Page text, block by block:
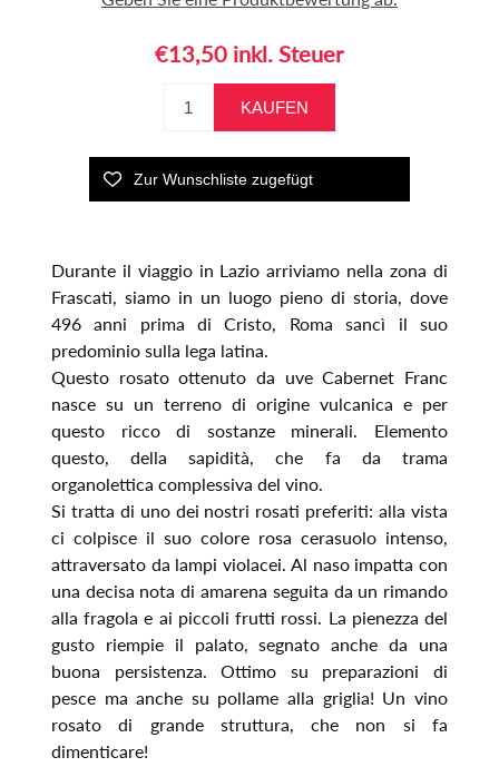
€13,50 inkl. Steuer
Durante il viaggio in Lazio arriviamo nella zona di
Frascati, siamo in un luogo pieno di storia, dove
496 anni prima di Cristo, Roma sancì il suo
predominio sulla lega latina.
Questo rosato ottenuto da uve Cabernet Franc
nasce su un terreno di origine vulcanica e per
questo ricco di sostanze minerali. Elemento
questo, della sapidità, che fa da trama
organolettica complessiva del vino.
Si tratta di uno dei nostri rosati preferiti: alla vista
ci colpisce il suo colore rosa cerasuolo intenso,
attraversato da lampi violacei. Al naso impatta con
una decisa nota di amarena seguita da un rimando
alla fragola e ai piccoli frutti rossi. La pienezza del
gusto riempie il palato, segnato anche da una
buona persistenza. Ottimo su preparazioni di
pesce ma anche su pollame alla griglia! Un vino
rosato di grande struttura, che non si fa
dimenticare!